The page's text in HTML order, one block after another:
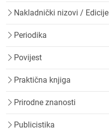
Nakladnički nizovi / Edicije
Periodika
Povijest
Praktična knjiga
Prirodne znanosti
Publicistika